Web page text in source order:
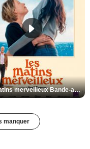
Les Matins merveilleux Bande-annonce VF
manquer